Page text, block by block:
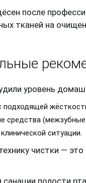
после
тканей на
уровень
подходящей
средства
ситуации.
чистки —
полости